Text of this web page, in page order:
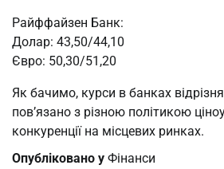
Райффайзен Банк:
Долар: 43,50/44,10
Євро: 50,30/51,20
Як бачимо, курси в банках
пов’язано з різною політикою
конкуренції на місцевих ринках.
Опубліковано у Фінанси